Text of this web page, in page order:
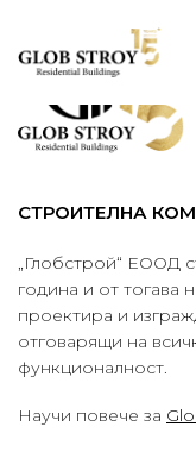
СТРОИТЕЛНА
„Глобстрой“ ЕООД
година и от тогава
проектира и
отговарящи на
функционалност.
Научи повече за